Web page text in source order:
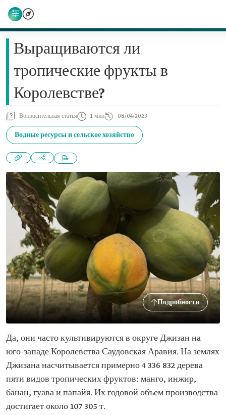
Выращиваются ли
тропические фрукты в
Королевстве?
Вопросительная статья 1 мин 08/04/2023
Водные ресурсы и сельское хозяйство
Подробности
Да, они часто культивируются в округе Джизан на
юго-западе Королевства Саудовская Аравия. На землях
Джизана насчитывается примерно 4 336 832 дерева
пяти видов тропических фруктов: манго, инжир,
банан, гуава и папайя. Их годовой объем производства
достигает около 107 305 т.